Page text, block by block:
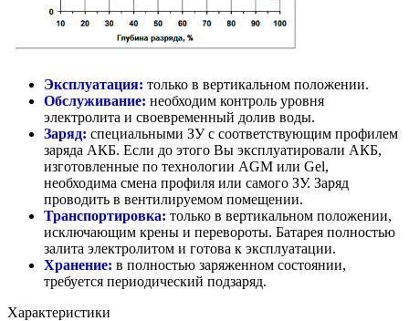
Эксплуатация: только в вертикальном положении.
Обслуживание: необходим контроль уровня
электролита и своевременный долив воды.
Заряд: специальными ЗУ с соответствующим профилем
заряда АКБ. Если до этого Вы эксплуатировали АКБ,
изготовленные по технологии AGM или Gel,
необходима смена профиля или самого ЗУ. Заряд
проводить в вентилируемом помещении.
Транспортировка: только в вертикальном положении,
исключающим крены и перевороты. Батарея полностью
залита электролитом и готова к эксплуатации.
Хранение: в полностью заряженном состоянии,
требуется периодический подзаряд.
Характеристики